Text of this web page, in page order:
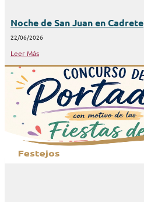
Noche de San Juan en Cadrete
22/06/2026
Leer Más